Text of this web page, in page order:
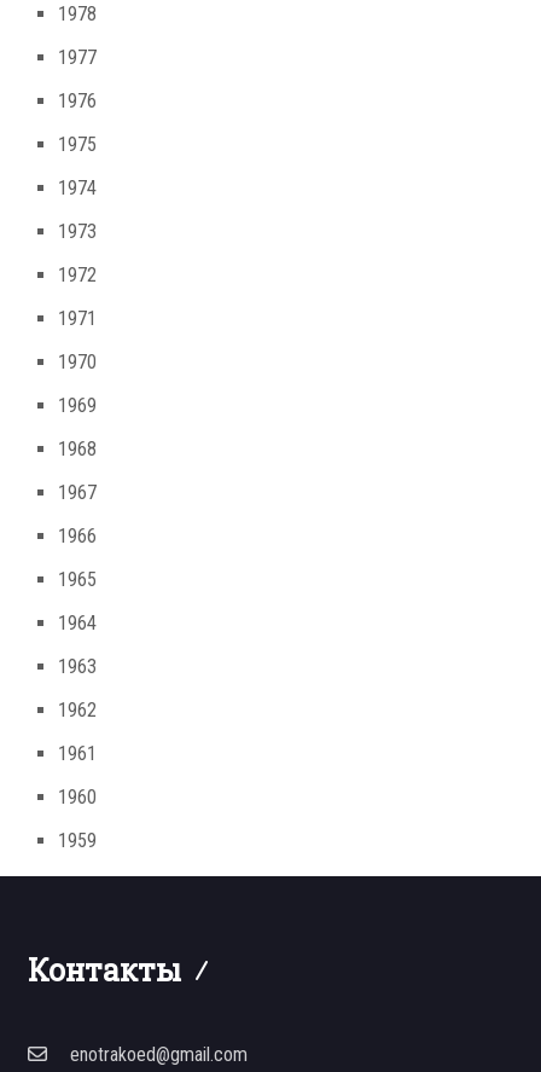
1978
1977
1976
1975
1974
1973
1972
1971
1970
1969
1968
1967
1966
1965
1964
1963
1962
1961
1960
1959
Контакты
enotrakoed@gmail.com